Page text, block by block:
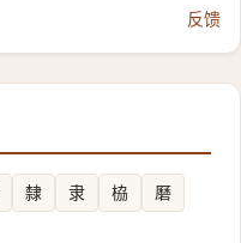
反馈
隸 隶 栛
磿